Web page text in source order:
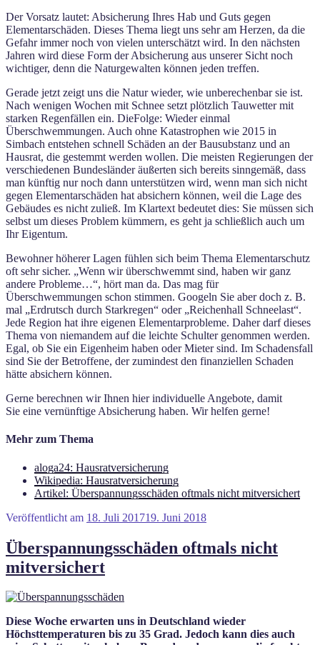
Der Vorsatz lautet: Absicherung Ihres Hab und Guts gegen
Elementarschäden. Dieses Thema liegt uns sehr am Herzen, da die
Gefahr immer noch von vielen unterschätzt wird. In den nächsten
Jahren wird diese Form der Absicherung aus unserer Sicht noch
wichtiger, denn die Naturgewalten können jeden treffen.
Gerade jetzt zeigt uns die Natur wieder, wie unberechenbar sie ist.
Nach wenigen Wochen mit Schnee setzt plötzlich Tauwetter mit
starken Regenfällen ein. DieFolge: Wieder einmal
Überschwemmungen. Auch ohne Katastrophen wie 2015 in
Simbach entstehen schnell Schäden an der Bausubstanz und an
Hausrat, die gestemmt werden wollen. Die meisten Regierungen der
verschiedenen Bundesländer äußerten sich bereits sinngemäß, dass
man künftig nur noch dann unterstützen wird, wenn man sich nicht
gegen Elementarschäden hat absichern können, weil die Lage des
Gebäudes es nicht zuließ. Im Klartext bedeutet dies: Sie müssen sich
selbst um dieses Problem kümmern, es geht ja schließlich auch um
Ihr Eigentum.
Bewohner höherer Lagen fühlen sich beim Thema Elementarschutz
oft sehr sicher. „Wenn wir überschwemmt sind, haben wir ganz
andere Probleme…“, hört man da. Das mag für
Überschwemmungen schon stimmen. Googeln Sie aber doch z. B.
mal „Erdrutsch durch Starkregen“ oder „Reichenhall Schneelast“.
Jede Region hat ihre eigenen Elementarprobleme. Daher darf dieses
Thema von niemandem auf die leichte Schulter genommen werden.
Egal, ob Sie ein Eigenheim haben oder Mieter sind. Im Schadensfall
sind Sie der Betroffene, der zumindest den finanziellen Schaden
hätte absichern können.
Gerne berechnen wir Ihnen hier individuelle Angebote, damit
Sie eine vernünftige Absicherung haben. Wir helfen gerne!
Mehr zum Thema
aloga24: Hausratversicherung
Wikipedia: Hausratversicherung
Artikel: Überspannungsschäden oftmals nicht mitversichert
Veröffentlicht am 18. Juli 201719. Juni 2018
Überspannungsschäden oftmals nicht
mitversichert
Diese Woche erwarten uns in Deutschland wieder
Höchsttemperaturen bis zu 35 Grad. Jedoch kann dies auch